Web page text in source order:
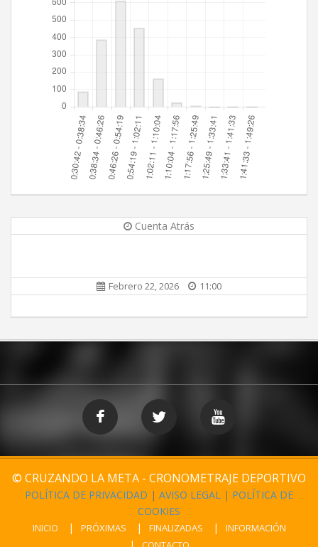
Cuenta Atrás
Febrero 22, 2026 11:00
© CRUZANDO LA META - CRONOMETRAJE DEPORTIVO
POLÍTICA DE PRIVACIDAD | AVISO LEGAL | POLÍTICA DE
COOKIES
INICIO PRÓXIMAS FINALIZADAS
INFORMACIÓN